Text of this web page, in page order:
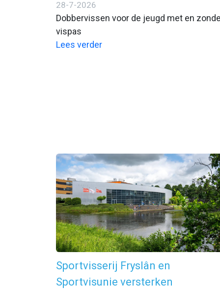
28-7-2026
Dobbervissen voor de jeugd met en
vispas
Lees verder
Sportvisserij Fryslân en
Sportvisunie versterken